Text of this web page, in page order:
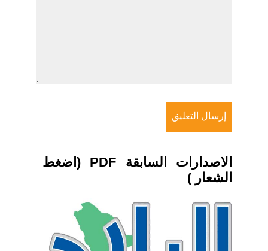
الاصدارات السابقة PDF (اضغط
الشعار )